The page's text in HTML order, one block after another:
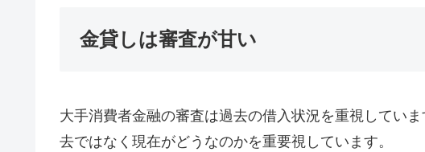
金貸しは審査が甘い
大手消費者金融の審査は過去の借入状況を重視してい
去ではなく現在がどうなのかを重要視しています。